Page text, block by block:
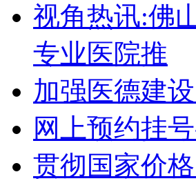
视角热讯:佛
专业医院推
加强医德建
网上预约挂
贯彻国家价